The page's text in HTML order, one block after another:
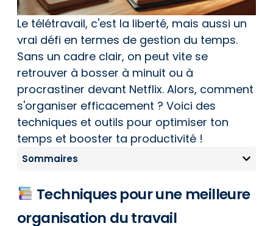
Le télétravail, c'est la liberté, mais aussi un
vrai défi en termes de gestion du temps.
Sans un cadre clair, on peut vite se
retrouver à bosser à minuit ou à
procrastiner devant Netflix. Alors, comment
s'organiser efficacement ? Voici des
techniques et outils pour optimiser ton
temps et booster ta productivité !
Sommaires
Techniques pour une meilleure
organisation du travail